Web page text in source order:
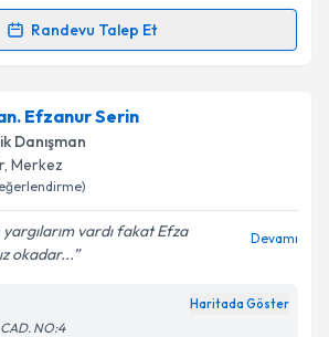
işlenmesine ilişkinAydınlatma
okudum ve kişisel verilerimin belirtilen
işlenmesini kabul ediyorum.
Takvim Talebini Gönder
Randevu Talep Et
Talebi
Gürses Tokatlı
Size bu uzmandan randevu
takvim hazırlandığında e-posta ile
Efzanur Serin
Danışman
, Merkez
vardı fakat Efza
okadar...
Devamı
Haritada Göster
NO:4